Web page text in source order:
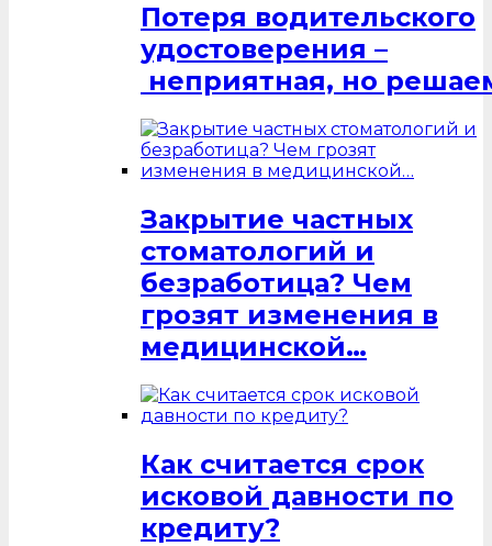
Потеря водительского
удостоверения –
неприятная, но
Закрытие частных
стоматологий и
безработица? Чем
грозят изменения в
медицинской…
Как считается срок
исковой давности по
кредиту?